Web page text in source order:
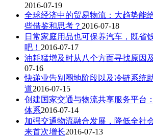
2016-07-19
全球经济中的贸易物流：大趋势能
些借鉴和思考？ 2016-07-18
日常家庭用品也可保养汽车，既省
吧！ 2016-07-17
油耗猛增及时从八个方面寻找原因
07-16
快递业告别圈地阶段以及冷链系统
道2016-07-15
创建国家交通与物流共享服务平台
体系2016-07-14
加强交通物流融合发展，降低全社
来首次增长2016-07-13